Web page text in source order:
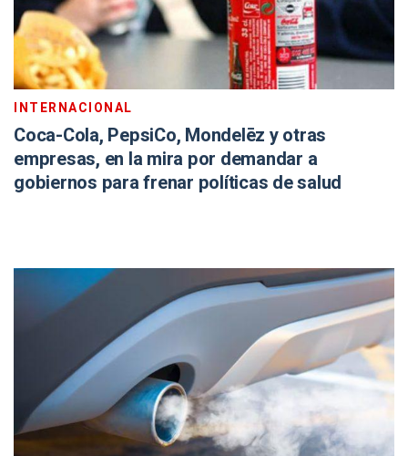
INTERNACIONAL
Coca-Cola, PepsiCo, Mondelēz y otras
empresas, en la mira por demandar a
gobiernos para frenar políticas de salud